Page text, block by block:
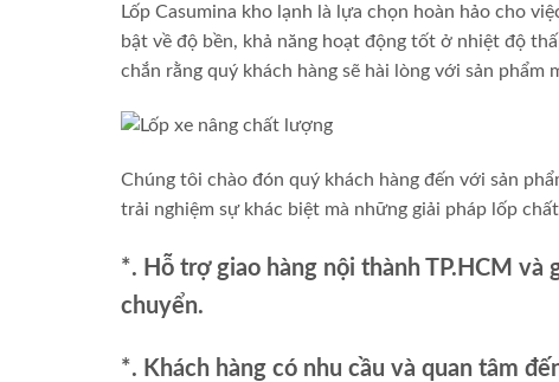
Lốp Casumina kho lạnh là lựa chọn hoàn hảo cho
bật về độ bền, khả năng hoạt động tốt ở nhiệt độ
chắn rằng quý khách hàng sẽ hài lòng với sản phẩm
Chúng tôi chào đón quý khách hàng đến với sản
trải nghiệm sự khác biệt mà những giải pháp lốp
*. Hỗ trợ giao hàng nội thành TP.HCM và
chuyển.
*. Khách hàng có nhu cầu và quan tâm